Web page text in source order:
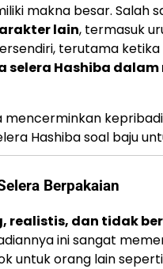
makna besar.
lain, termasuk
terutama ketika
selera Hashiba
mencerminkan
Hashiba soal baju
Berpakaian
realistis, dan tidak
ini sangat
untuk orang lain seperti